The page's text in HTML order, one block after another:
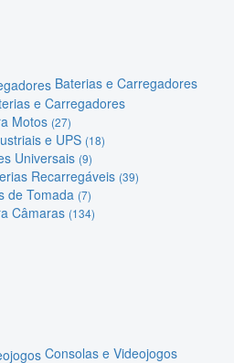
Baterias e Carregadores
e Carregadores
Motos (27)
e UPS (18)
Universais (9)
Recarregáveis (39)
de Tomada (7)
Câmaras (134)
Consolas e Videojogos